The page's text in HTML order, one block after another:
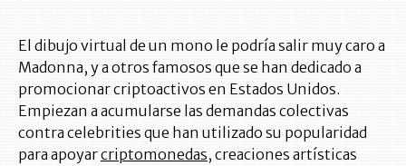
El dibujo virtual de un mono le podría salir muy caro a
Madonna, y a otros famosos que se han dedicado a
promocionar criptoactivos en Estados Unidos.
Empiezan a acumularse las demandas colectivas
contra celebrities que han utilizado su popularidad
para apoyarcriptomonedas, creaciones artísticas